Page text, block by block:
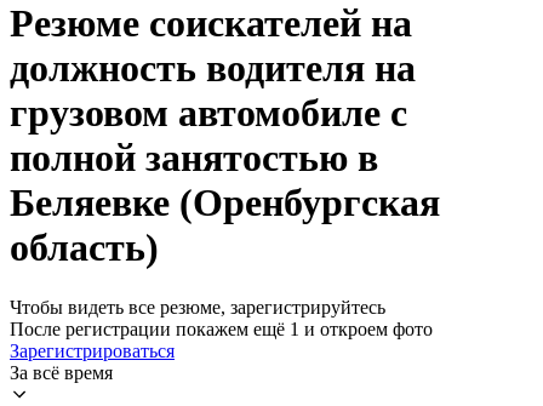
Резюме соискателей на
должность водителя на
грузовом автомобиле с
полной занятостью в
Беляевке (Оренбургская
область)
Чтобы видеть все резюме, зарегистрируйтесь
После регистрации покажем ещё 1 и откроем фото
Зарегистрироваться
За всё время